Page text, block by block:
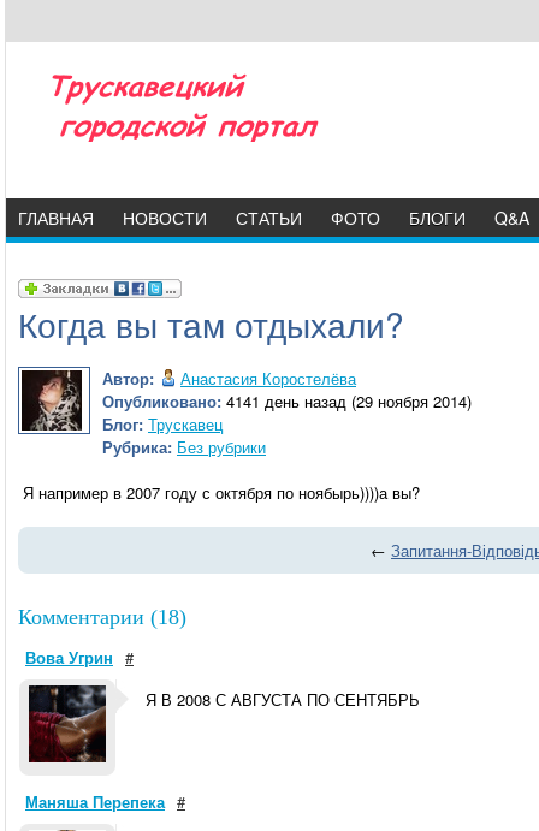
ГЛАВНАЯ НОВОСТИ СТАТЬИ ФОТО БЛОГИ Q&A
Когда вы там отдыхали?
Автор:
Анастасия Коростелёва
Опубликовано: 4141 день назад (29 ноября 2014)
Блог: Трускавец
Рубрика: Без рубрики
Я например в 2007 году с октября по ноябырь))))а вы?
← Запитання-
Комментарии (18)
Вова Угрин #
Я В 2008 С АВГУСТА ПО СЕНТЯБРЬ
Маняша Перепека #